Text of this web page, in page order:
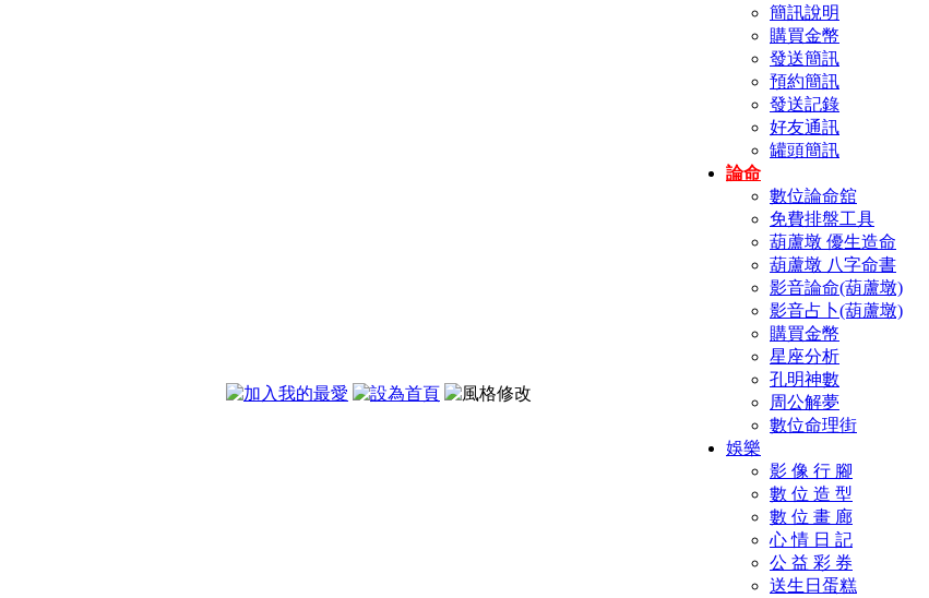
簡訊說明
購買金幣
發送簡訊
預約簡訊
發送記錄
好友通訊
罐頭簡訊
論命
數位論命舘
免費排盤工具
葫蘆墩 優生造命
葫蘆墩 八字命書
影音論命(葫蘆墩)
影音占卜(葫蘆墩)
購買金幣
星座分析
孔明神數
周公解夢
數位命理街
娛樂
影 像 行 腳
數 位 造 型
數 位 畫 廊
心 情 日 記
公 益 彩 券
送生日蛋糕